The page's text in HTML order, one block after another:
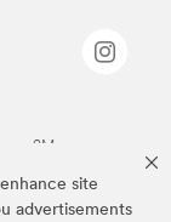
site
advertisements
van 3M.we